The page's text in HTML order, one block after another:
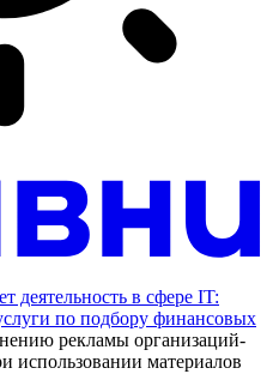
деятельность в сфере IT:
по подбору финансовых
рекламы организаций-
использовании материалов